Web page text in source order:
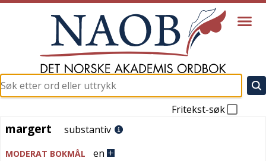
Fritekst-søk
margert
margert substantiv
MODERAT BOKMÅL en